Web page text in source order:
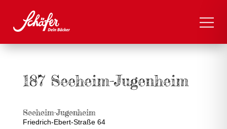
187 Seeheim-Jugenheim
Seeheim-Jugenheim
Friedrich-Ebert-Straße 64